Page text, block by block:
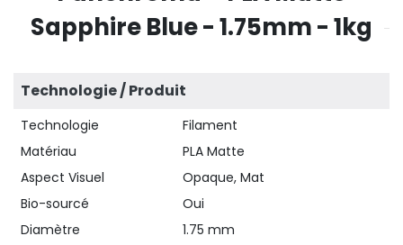
Sapphire Blue - 1.75mm - 1kg
Technologie / Produit
Technologie
Filament
Matériau
PLA Matte
Aspect Visuel
Opaque, Mat
Bio-sourcé
Oui
Diamètre
1.75 mm